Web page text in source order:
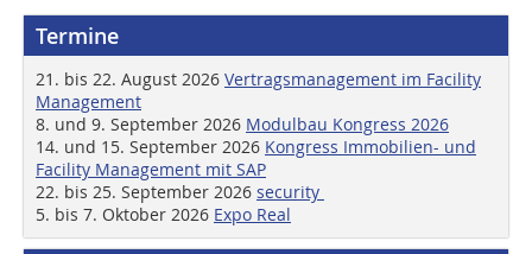
Termine
21. bis 22. August 2026 Vertragsmanagement im Facility
Management
8. und 9. September 2026 Modulbau Kongress 2026
14. und 15. September 2026 Kongress Immobilien- und
Facility Management mit SAP
22. bis 25. September 2026 security
5. bis 7. Oktober 2026 Expo Real